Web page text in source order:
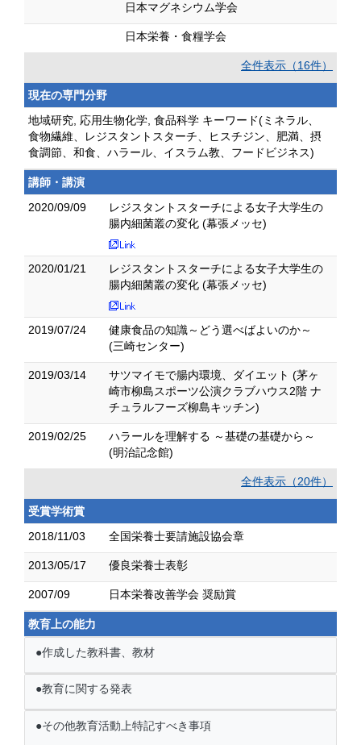
日本マグネシウム学会
日本栄養・食糧学会
全件表示（16件）
現在の専門分野
地域研究, 応用生物化学, 食品科学 キーワード(ミネラル、
食物繊維、レジスタントスターチ、ヒスチジン、肥満、摂
食調節、和食、ハラール、イスラム教、フードビジネス)
講師・講演
2020/09/09
レジスタントスターチによる女子大学生の
腸内細菌叢の変化 (幕張メッセ)
2020/01/21
レジスタントスターチによる女子大学生の
腸内細菌叢の変化 (幕張メッセ)
2019/07/24
健康食品の知識～どう選べばよいのか～
(三崎センター)
2019/03/14
サツマイモで腸内環境、ダイエット (茅ヶ
崎市柳島スポーツ公演クラブハウス2階 ナ
チュラルフーズ柳島キッチン)
2019/02/25
ハラールを理解する ～基礎の基礎から～
(明治記念館)
全件表示（20件）
受賞学術賞
2018/11/03
全国栄養士要請施設協会章
2013/05/17 優良栄養士表彰
2007/09 日本栄養改善学会 奨励賞
教育上の能力
●作成した教科書、教材
●教育に関する発表
●その他教育活動上特記すべき事項